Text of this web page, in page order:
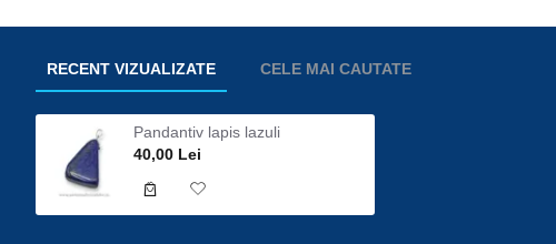
RECENT VIZUALIZATE CELE MAI CAUTATE
Pandantiv lapis lazuli
40,00 Lei